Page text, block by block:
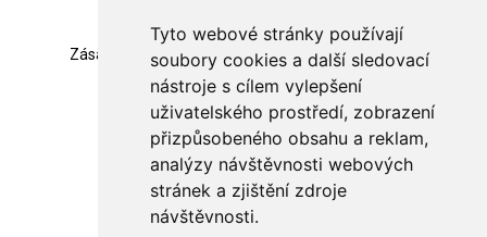
Tyto webové stránky používají
soubory cookies a další sledovací
nástroje s cílem vylepšení
uživatelského prostředí, zobrazení
přizpůsobeného obsahu a reklam,
analýzy návštěvnosti webových
stránek a zjištění zdroje
návštěvnosti.
Zásady zpracování souborů cookie Mapa stránek
Změna nastavení
© 2023 Česká arteterapeutická asociace
všechna práva vyhrazena
Made with
in Czech rep.